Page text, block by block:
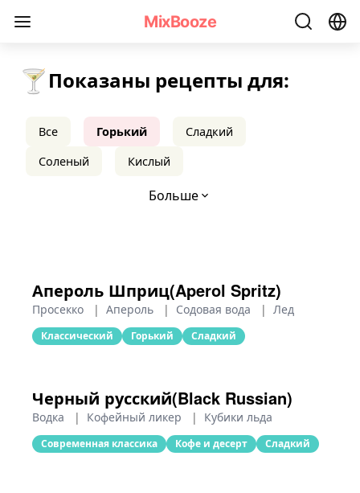
MixBooze
🍸Показаны рецепты для:
Все Горький
Сладкий
Соленый
Кислый
Больше
Апероль Шприц(Aperol Spritz)
Просекко | Апероль | Содовая вода | Лед
Классический Горький Сладкий
Черный русский(Black Russian)
Водка | Кофейный ликер | Кубики льда
Современная классика Кофе и десерт Сладкий